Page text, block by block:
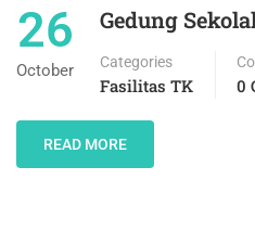
26
October
Gedung
Categories
Fasilitas TK 0
READ MORE